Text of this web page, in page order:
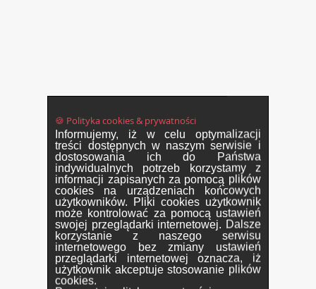
🍪 Polityka cookies & prywatności
Informujemy, iż w celu optymalizacji
treści dostępnych w naszym serwisie i
dostosowania ich do Państwa
indywidualnych potrzeb korzystamy z
informacji zapisanych za pomocą plików
cookies na urządzeniach końcowych
użytkowników. Pliki cookies użytkownik
może kontrolować za pomocą ustawień
swojej przeglądarki internetowej. Dalsze
korzystanie z naszego serwisu
internetowego bez zmiany ustawień
przeglądarki internetowej oznacza, iż
użytkownik akceptuje stosowanie plików
cookies.